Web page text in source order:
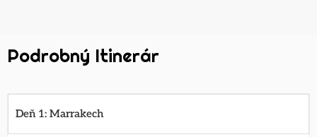
Podrobný Itinerár
Deň 1: Marrakech